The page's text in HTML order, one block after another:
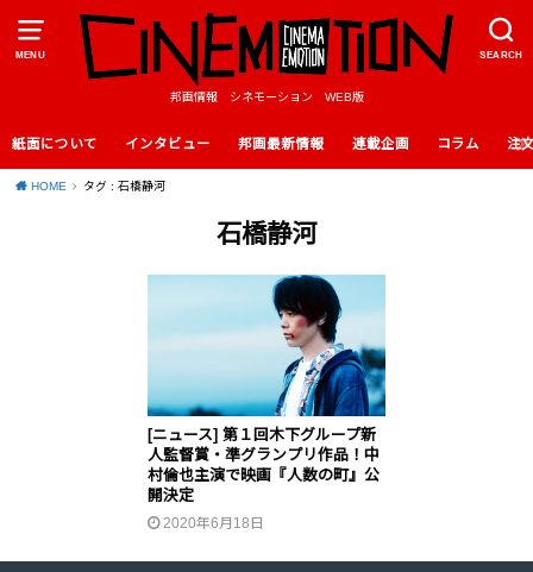
MENU SEARCH
邦画情報 シネモーション WEB版
紙面について インタビュー 邦画最新情報 連載企画 コラム 注
HOME タグ : 石橋静河
石橋静河
[ニュース] 第１回木下グループ新
人監督賞・準グランプリ作品！中
村倫也主演で映画『人数の町』公
開決定
2020年6月18日